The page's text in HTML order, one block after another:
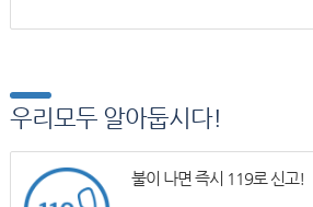
우리모두 알아둡시다!
불이 나면 즉시 119로 신고!